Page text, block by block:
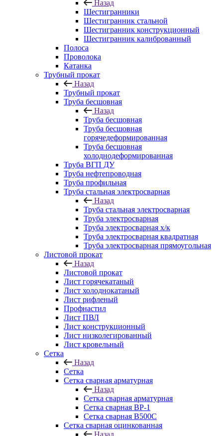
Назад
Шестигранники
Шестигранник стальной
Шестигранник конструкционный
Шестигранник калиброванный
Полоса
Проволока
Катанка
Трубный прокат
Назад
Трубный прокат
Труба бесшовная
Назад
Труба бесшовная
Труба бесшовная
горячедеформированная
Труба бесшовная
холоднодеформированная
Труба ВГП ДУ
Труба нефтепроводная
Труба профильная
Труба стальная электросварная
Назад
Труба стальная электросварная
Труба электросварная
Труба электросварная х/к
Труба электросварная квадратная
Труба электросварная прямоугольная
Листовой прокат
Назад
Листовой прокат
Лист горячекатаный
Лист холоднокатаный
Лист рифленый
Профнастил
Лист ПВЛ
Лист конструкционный
Лист низколегированный
Лист кровельный
Сетка
Назад
Сетка
Сетка сварная арматурная
Назад
Сетка сварная арматурная
Сетка сварная ВР-1
Сетка сварная В500С
Сетка сварная оцинкованная
Назад